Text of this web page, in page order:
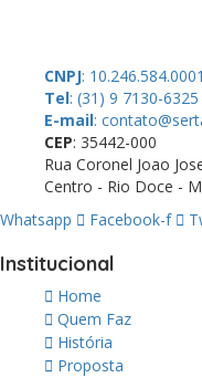
CNPJ:
Tel: (31) 9 7130-6325
E-mail:
CEP: 35442-000
Rua Coronel Joao
Centro - Rio Doce -
Whatsapp
Facebook-f
Institucional
Home
Quem Faz
História
Proposta